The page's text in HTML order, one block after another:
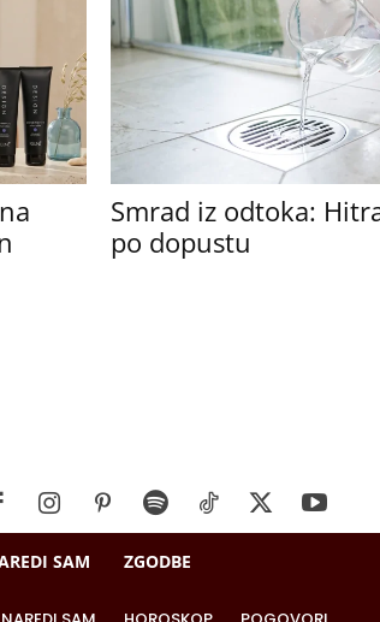
Smrad iz odtoka:
po dopustu
SAM ZGODBE